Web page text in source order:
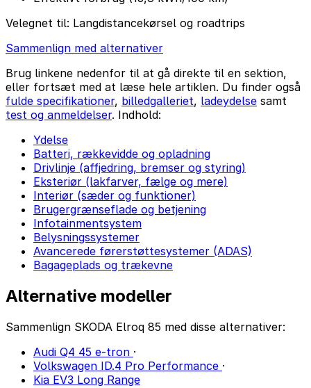
Velegnet til: Langdistancekørsel og roadtrips
Sammenlign med alternativer
Brug linkene nedenfor til at gå direkte til en sektion,
eller fortsæt med at læse hele artiklen. Du finder også
fulde specifikationer, billedgalleriet, ladeydelse samt
test og anmeldelser. Indhold:
Ydelse
Batteri, rækkevidde og opladning
Drivlinje (affjedring, bremser og styring)
Eksteriør (lakfarver, fælge og mere)
Interiør (sæder og funktioner)
Brugergrænseflade og betjening
Infotainmentsystem
Belysningssystemer
Avancerede førerstøttesystemer (ADAS)
Bagageplads og trækevne
Alternative modeller
Sammenlign SKODA Elroq 85 med disse alternativer:
Audi Q4 45 e-tron ·
Volkswagen ID.4 Pro Performance ·
Kia EV3 Long Range